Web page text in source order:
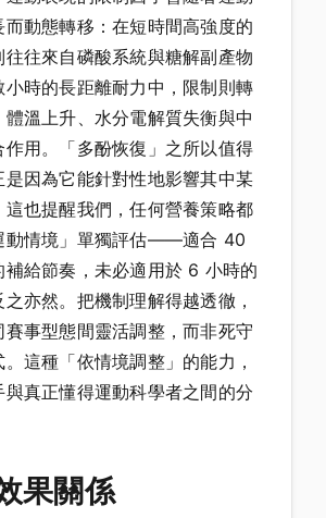
而動態轉移：在短時間高強度的
往來自磷酸系統與糖解副產物
小時的長距離耐力中，限制則轉
體溫上升、水分電解質失衡與中
作用。「多酚恢復」之所以值得
是因為它能針對性地影響其中某
這也提醒我們，任何營養策略都
動情境」單獨評估——適合 40
補給節奏，未必適用於 6 小時的
亦然。把機制理解得越透徹，
賽事型態間靈活調整，而非死守
這種「依情境調整」的能力，
與真正懂得運動科學者之間的分
果關係